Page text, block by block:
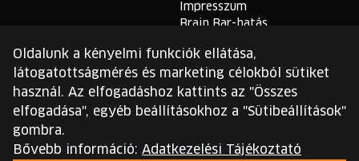
Impresszum
Brain Bar-hatás
TLDR
Általános Szerződési
Feltételek
Sütikezelési Szabályzat
Adatvédelmi Szabályzat
Oldalunk a kényelmi funkciók ellátása,
látogatottságmérés és marketing célokból sütiket
használ. Az elfogadáshoz kattints az "Összes
elfogadása", egyéb beállításokhoz a "Sütibeállítások"
gombra.
Bővebb információ: Adatkezelési Tájékoztató